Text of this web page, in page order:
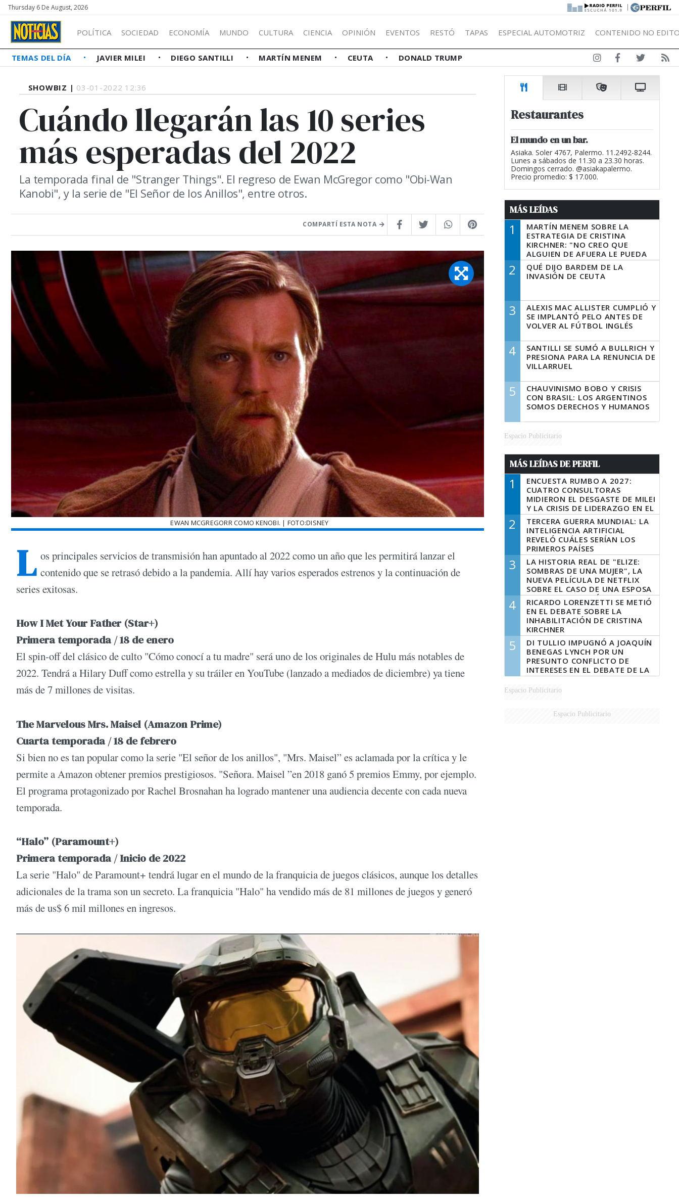
Thursday 6 De August, 2026 |
POLÍTICA SOCIEDAD ECONOMÍA MUNDO CULTURA CIENCIA OPINIÓN EVENTOS RESTÓ TAPAS ESPECIAL AUTOMOTRIZ CONTENIDO NO
TEMAS DEL DÍA JAVIER MILEI DIEGO SANTILLI MARTÍN MENEM CEUTA DONALD TRUMP
SHOWBIZ | 03-01-2022 12:36
Cuándo llegarán las 10 series
más esperadas del 2022
La temporada final de "Stranger Things". El regreso de Ewan McGregor como "Obi-Wan
Kanobi", y la serie de "El Señor de los Anillos", entre otros.
COMPARTÍ ESTA NOTA
EWAN MCGREGORR COMO KENOBI. | FOTO:DISNEY
L os principales servicios de transmisión han apuntado al 2022 como un año que les permitirá lanzar el
contenido que se retrasó debido a la pandemia. Allí hay varios esperados estrenos y la continuación de
series exitosas.
How I Met Your Father (Star+)
Primera temporada / 18 de enero
El spin-off del clásico de culto "Cómo conocí a tu madre" será uno de los originales de Hulu más notables de
2022. Tendrá a Hilary Duff como estrella y su tráiler en YouTube (lanzado a mediados de diciembre) ya tiene
más de 7 millones de visitas.
The Marvelous Mrs. Maisel (Amazon Prime)
Cuarta temporada / 18 de febrero
Si bien no es tan popular como la serie "El señor de los anillos", "Mrs. Maisel” es aclamada por la crítica y le
permite a Amazon obtener premios prestigiosos. "Señora. Maisel ”en 2018 ganó 5 premios Emmy, por ejemplo.
El programa protagonizado por Rachel Brosnahan ha logrado mantener una audiencia decente con cada nueva
temporada.
“Halo” (Paramount+)
Primera temporada / Inicio de 2022
La serie "Halo" de Paramount+ tendrá lugar en el mundo de la franquicia de juegos clásicos, aunque los detalles
adicionales de la trama son un secreto. La franquicia "Halo" ha vendido más de 81 millones de juegos y generó
más de us$ 6 mil millones en ingresos.
Restaurantes
El mundo en un bar.
Asiaka. Soler 4767, Palermo. 11.2492-8244.
Lunes a sábados de 11.30 a 23.30 horas.
Domingos cerrado. @asiakapalermo.
Precio promedio: $ 17.000.
MÁS LEÍDAS
1
MARTÍN MENEM SOBRE LA
ESTRATEGIA DE CRISTINA
KIRCHNER: "NO CREO QUE
ALGUIEN DE AFUERA LE PUEDA
DECIR A LA JUSTICIA LO QUE
TIENE QUE HACER"
2
QUÉ DIJO BARDEM DE LA
INVASIÓN DE CEUTA
3
ALEXIS MAC ALLISTER CUMPLIÓ Y
SE IMPLANTÓ PELO ANTES DE
VOLVER AL FÚTBOL INGLÉS
4
SANTILLI SE SUMÓ A BULLRICH Y
PRESIONA PARA LA RENUNCIA DE
VILLARRUEL
5
CHAUVINISMO BOBO Y CRISIS
CON BRASIL: LOS ARGENTINOS
SOMOS DERECHOS Y HUMANOS
Espacio Publicitario
MÁS LEÍDAS DE PERFIL
1
ENCUESTA RUMBO A 2027:
CUATRO CONSULTORAS
MIDIERON EL DESGASTE DE MILEI
Y LA CRISIS DE LIDERAZGO EN EL
PERONISMO
2
TERCERA GUERRA MUNDIAL: LA
INTELIGENCIA ARTIFICIAL
REVELÓ CUÁLES SERÍAN LOS
PRIMEROS PAÍSES
LATINOAMERICANOS EN SER
DERROTADOS
3
LA HISTORIA REAL DE "ELIZE:
SOMBRAS DE UNA MUJER", LA
NUEVA PELÍCULA DE NETFLIX
SOBRE EL CASO DE UNA ESPOSA
QUE DESCUARTIZÓ A SU
MARIDO
4
RICARDO LORENZETTI SE METIÓ
EN EL DEBATE SOBRE LA
INHABILITACIÓN DE CRISTINA
KIRCHNER
5
DI TULLIO IMPUGNÓ A JOAQUÍN
BENEGAS LYNCH POR UN
PRESUNTO CONFLICTO DE
INTERESES EN EL DEBATE DE LA
LEY DE TIERRAS
Espacio Publicitario
Espacio Publicitario